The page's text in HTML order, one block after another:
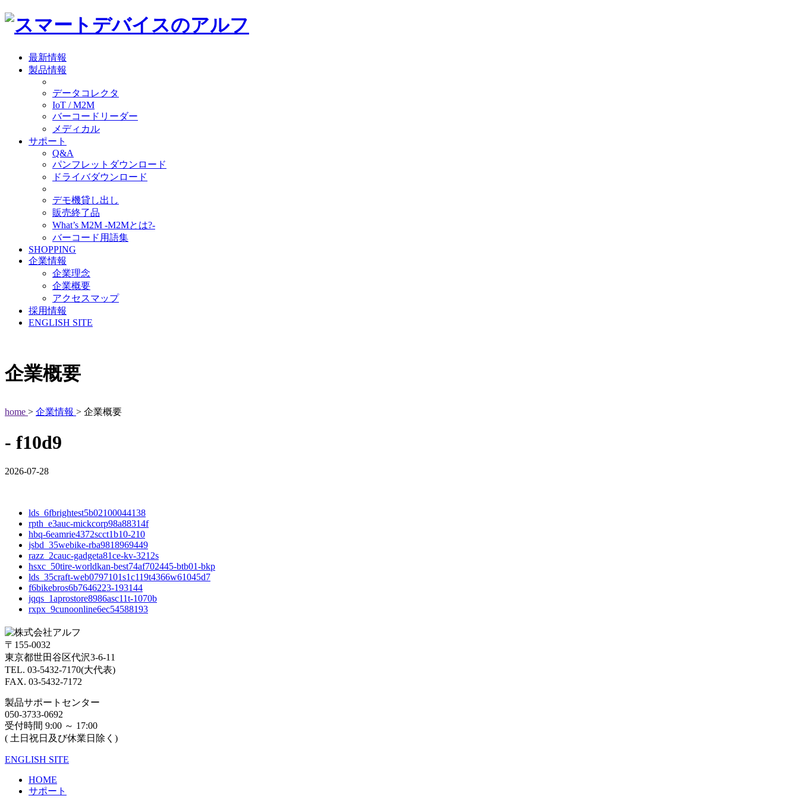
最新情報
製品情報
データコレクタ
IoT / M2M
バーコードリーダー
メディカル
サポート
Q&A
パンフレットダウンロード
ドライバダウンロード
デモ機貸し出し
販売終了品
What’s M2M -M2Mとは?-
バーコード用語集
SHOPPING
企業情報
企業理念
企業概要
アクセスマップ
採用情報
ENGLISH SITE
企業概要
home > 企業情報 > 企業概要
- f10d9
2026-07-28
lds_6fbrightest5b02100044138
rpth_e3auc-mickcorp98a88314f
hbq-6eamrie4372scct1b10-210
jsbd_35webike-rba9818969449
razz_2cauc-gadgeta81ce-kv-3212s
hsxc_50tire-worldkan-best74af702445-btb01-bkp
lds_35craft-web0797101s1c119t4366w61045d7
f6bikebros6b7646223-193144
jqqs_1aprostore8986asc11t-1070b
rxpx_9cunoonline6ec54588193
〒155-0032
東京都世田谷区代沢3-6-11
TEL. 03-5432-7170(大代表)
FAX. 03-5432-7172
製品サポートセンター
050-3733-0692
受付時間 9:00 ～ 17:00
( 土日祝日及び休業日除く)
ENGLISH SITE
HOME
サポート